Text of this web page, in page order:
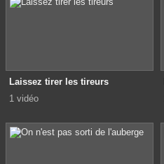
Laissez tirer les tireurs
1 vidéo